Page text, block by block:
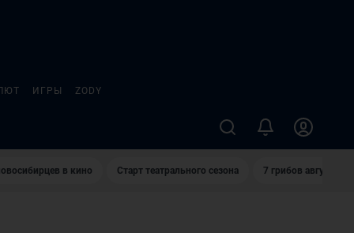
ИГРЫ ZODY
в кино Старт театрального сезона 7 грибов августа